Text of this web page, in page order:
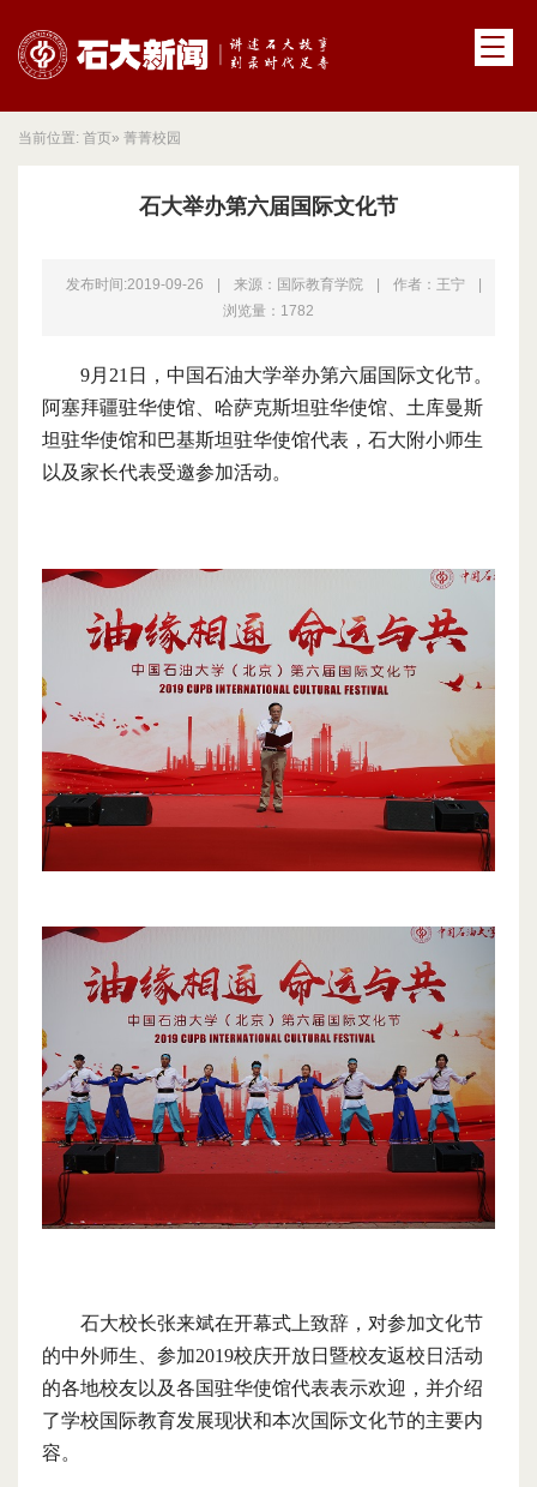
当前位置: 首页» 菁菁校园
石大举办第六届国际文化节
发布时间:2019-09-26 来源：国际教育学院 作者：王宁
浏览量： 1782
9月21日，中国石油大学举办第六届国际文化节。
阿塞拜疆驻华使馆、哈萨克斯坦驻华使馆、土库曼斯
坦驻华使馆和巴基斯坦驻华使馆代表，石大附小师生
以及家长代表受邀参加活动。
石大校长张来斌在开幕式上致辞， 对参加文化节
的中外师生、参加2019校庆开放日暨校友返校日活动
的各地校友以及各国驻华使馆代表表示欢迎，并介绍
了学校国际教育发展现状和本次国际文化节的主要内
容。